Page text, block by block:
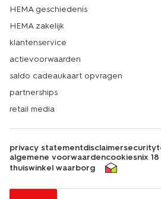
HEMA geschiedenis
HEMA zakelijk
klantenservice
actievoorwaarden
saldo cadeaukaart opvragen
partnerships
retail media
privacy statementdisclaimersecurity
algemene voorwaardencookiesnix 18
thuiswinkel waarborg